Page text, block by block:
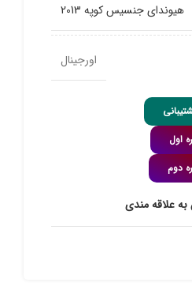
هیوندای جنسیس کوپه 2013
اورجینال
اول
دوم
به علاقه مندی